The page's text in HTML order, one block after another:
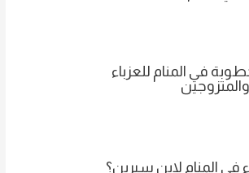
في المنام للعزباء
في المنام لابن سيرين؟